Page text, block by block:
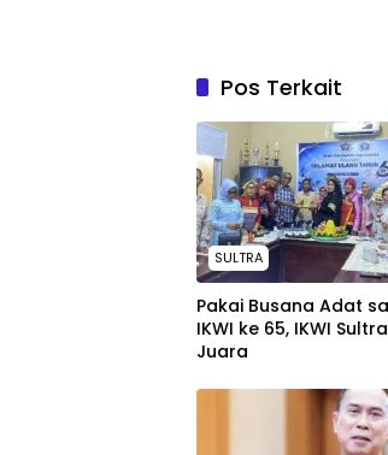
Pos Terkait
SULTRA
Pakai Busana Adat
IKWI ke 65, IKWI
Juara